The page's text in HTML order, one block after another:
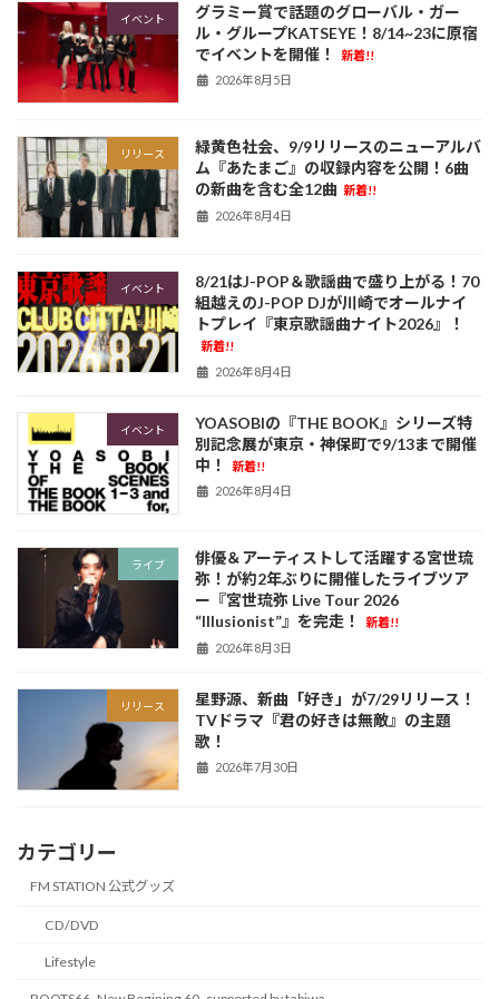
イベント
グラミー賞で話題のグローバル・ガー
ル・グループKATSEYE！8/14~23に原宿
でイベントを開催！
新着!!
2026年8月5日
リリース
緑黄色社会、9/9リリースのニューアルバ
ム『あたまご』の収録内容を公開！6曲
の新曲を含む全12曲 新着!!
2026年8月4日
イベント
8/21はJ-POP＆歌謡曲で盛り上がる！70
組越えのJ-POP DJが川崎でオールナイ
トプレイ『東京歌謡曲ナイト2026』！
新着!!
2026年8月4日
イベント
YOASOBIの『THE BOOK』シリーズ特
別記念展が東京・神保町で9/13まで開催
中！
新着!!
2026年8月4日
ライブ
俳優＆アーティストして活躍する宮世琉
弥！が約2年ぶりに開催したライブツア
ー『宮世琉弥 Live Tour 2026
“Illusionist”』を完走！
新着!!
2026年8月3日
リリース
星野源、新曲「好き」が7/29リリース！
TVドラマ『君の好きは無敵』の主題
歌！
2026年7月30日
カテゴリー
FM STATION 公式グッズ
CD/DVD
Lifestyle